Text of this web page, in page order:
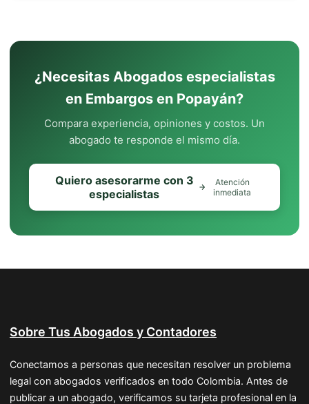
¿Necesitas Abogados especialistas
en Embargos en Popayán?
Compara experiencia, opiniones y costos. Un
abogado te responde el mismo día.
Quiero asesorarme con 3
especialistas
Atención
inmediata
Sobre Tus Abogados y Contadores
Conectamos a personas que necesitan resolver un problema
legal con abogados verificados en todo Colombia. Antes de
publicar a un abogado, verificamos su tarjeta profesional en la